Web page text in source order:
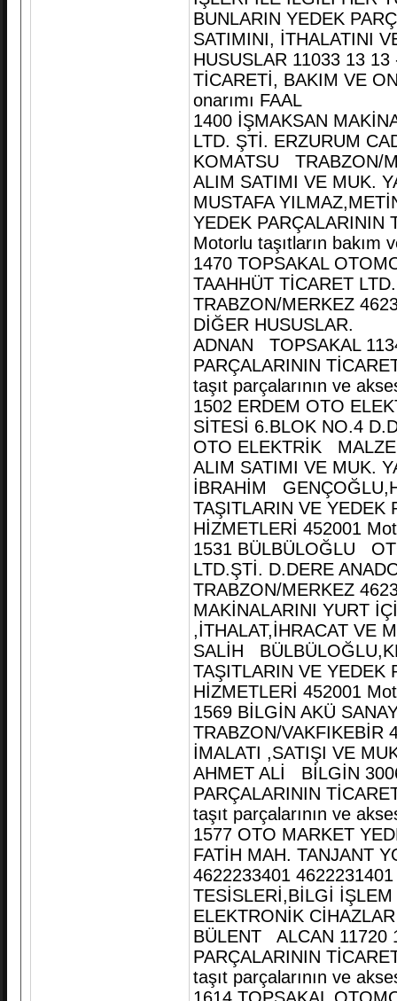
BUNLARIN YEDEK
SATIMINI, İTHALATINI
HUSUSLAR 11033 13
TİCARETİ, BAKIM VE
onarımı FAAL
1400 İŞMAKSAN
LTD. ŞTİ. ERZURUM
KOMATSU TRABZON/
ALIM SATIMI VE MUK.
MUSTAFA
YEDEK PARÇALARININ
Motorlu taşıtların bakım
1470 TOPSAKAL
TAAHHÜT TİCARET
TRABZON/MERKEZ
DİĞER HUSUSLAR.
ADNAN TOPSAKAL
PARÇALARININ
taşıt parçalarının ve
1502 ERDEM OTO
SİTESİ 6.BLOK NO.4
OTO ELEKTRİK
ALIM SATIMI VE MUK.
İBRAHİM
TAŞITLARIN VE YEDEK
HİZMETLERİ 452001
1531 BÜLBÜLOĞLU
LTD.ŞTİ. D.DERE
TRABZON/MERKEZ
MAKİNALARINI YURT
,İTHALAT,İHRACAT VE
SALİH
TAŞITLARIN VE YEDEK
HİZMETLERİ 452001
1569 BİLGİN AKÜ
TRABZON/VAKFIKEBİR
İMALATI ,SATIŞI VE
AHMET ALİ BİLGİN
PARÇALARININ
taşıt parçalarının ve
1577 OTO MARKET
FATİH MAH. TANJANT
4622233401
TESİSLERİ,BİLGİ
ELEKTRONİK
BÜLENT ALCAN 11720
PARÇALARININ
taşıt parçalarının ve